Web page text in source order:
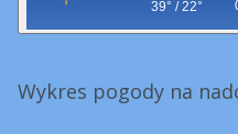
39° / 22°
Wykres pogody na